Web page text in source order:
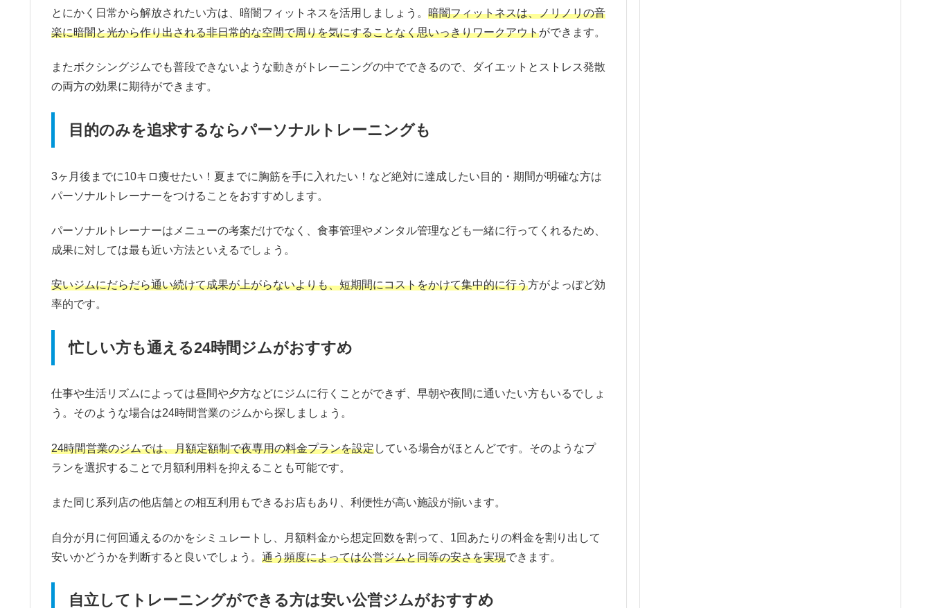
とにかく日常から解放されたい方は、暗闇フィットネスを活用しましょう。 暗闇フィットネスは、ノリノリの音
楽に暗闇と光から作り出される非日常的な空間で周りを気にすることなく思いっきりワークアウトができます。
またボクシングジムでも普段できないような動きがトレーニングの中でできるので、ダイエットとストレス発散
の両方の効果に期待ができます。
目的のみを追求するならパーソナルトレーニングも
3ヶ月後までに10キロ痩せたい！夏までに胸筋を手に入れたい！など絶対に達成したい目的・期間が明確な方は
パーソナルトレーナーをつけることをおすすめします。
パーソナルトレーナーはメニューの考案だけでなく、食事管理やメンタル管理なども一緒に行ってくれるため、
成果に対しては最も近い方法といえるでしょう。
安いジムにだらだら通い続けて成果が上がらないよりも、短期間にコストをかけて集中的に行う方がよっぽど効
率的です。
忙しい方も通える24時間ジムがおすすめ
仕事や生活リズムによっては昼間や夕方などにジムに行くことができず、早朝や夜間に通いたい方もいるでしょ
う。そのような場合は24時間営業のジムから探しましょう。
24時間営業のジムでは、月額定額制で夜専用の料金プランを設定している場合がほとんどです。そのようなプ
ランを選択することで月額利用料を抑えることも可能です。
また同じ系列店の他店舗との相互利用もできるお店もあり、利便性が高い施設が揃います。
自分が月に何回通えるのかをシミュレートし、月額料金から想定回数を割って、1回あたりの料金を割り出して
安いかどうかを判断すると良いでしょう。 通う頻度によっては公営ジムと同等の安さを実現できます。
自立してトレーニングができる方は安い公営ジムがおすすめ